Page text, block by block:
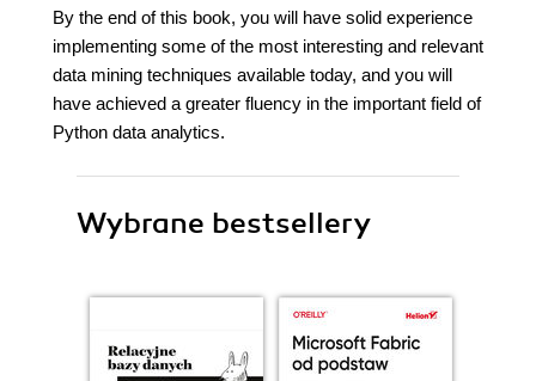
By the end of this book, you will have solid experience
implementing some of the most interesting and relevant
data mining techniques available today, and you will
have achieved a greater fluency in the important field of
Python data analytics.
Wybrane bestsellery